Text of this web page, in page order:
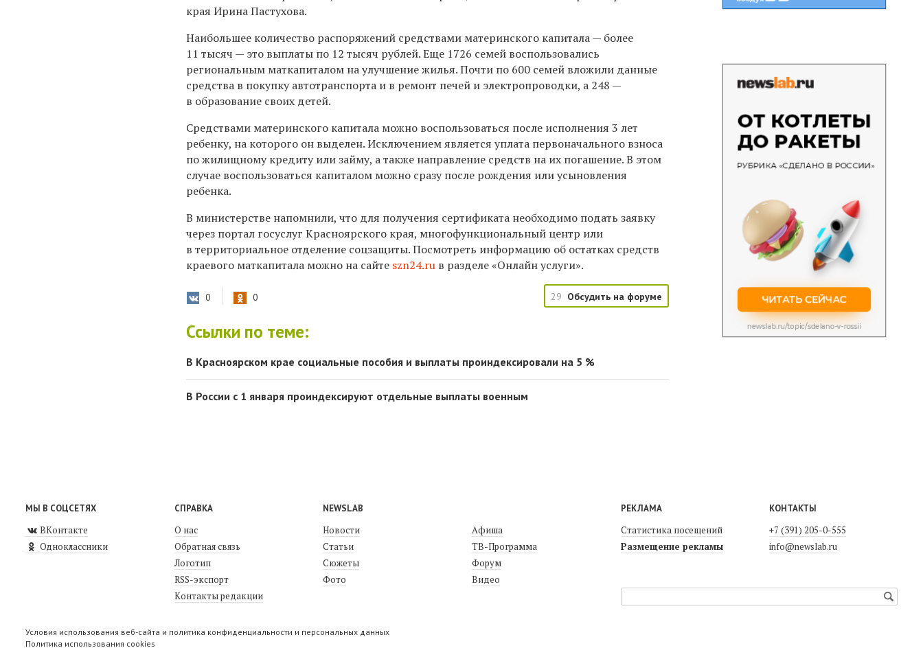
края Ирина Пастухова.
Наибольшее количество распоряжений средствами материнского капитала — более
11 тысяч — это выплаты по 12 тысяч рублей. Еще 1726 семей воспользовались
региональным маткапиталом на улучшение жилья. Почти по 600 семей вложили данные
средства в покупку автотранспорта и в ремонт печей и электропроводки, а 248 —
в образование своих детей.
Средствами материнского капитала можно воспользоваться после исполнения 3 лет
ребенку, на которого он выделен. Исключением является уплата первоначального взноса
по жилищному кредиту или займу, а также направление средств на их погашение. В этом
случае воспользоваться капиталом можно сразу после рождения или усыновления
ребенка.
В министерстве напомнили, что для получения сертификата необходимо подать заявку
через портал госуслуг Красноярского края, многофункциональный центр или
в территориальное отделение соцзащиты. Посмотреть информацию об остатках средств
краевого маткапитала можно на сайте szn24.ru в разделе «Онлайн услуги».
0 0 29 Обсудить на форуме
Ссылки по теме:
В Красноярском крае социальные пособия и выплаты проиндексировали на 5 %
В России с 1 января проиндексируют отдельные выплаты военным
МЫ В СОЦСЕТЯХ
ВКонтакте
Одноклассники
СПРАВКА
О нас
Обратная связь
Логотип
RSS-экспорт
Контакты редакции
NEWSLAB
Новости
Статьи
Сюжеты
Фото
Афиша
ТВ-Программа
Форум
Видео
РЕКЛАМА
Статистика посещений
Размещение рекламы
КОНТАКТЫ
+7 (391) 205-0-555
info@newslab.ru
Условия использования веб-сайта и политика конфиденциальности и персональных данных
Политика использования cookies